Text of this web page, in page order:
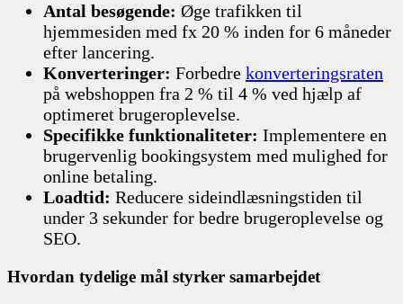
Antal besøgende: Øge trafikken til
hjemmesiden med fx 20 % inden for 6 måneder
efter lancering.
Konverteringer: Forbedre konverteringsraten
på webshoppen fra 2 % til 4 % ved hjælp af
optimeret brugeroplevelse.
Specifikke funktionaliteter: Implementere en
brugervenlig bookingsystem med mulighed for
online betaling.
Loadtid: Reducere sideindlæsningstiden til
under 3 sekunder for bedre brugeroplevelse og
SEO.
Hvordan tydelige mål styrker samarbejdet